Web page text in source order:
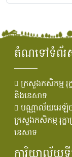
តំណទៅទំព័រ
ក្រសួងកសិកម្ម រុក្
និងនេសាទ
បណ្ណាល័យអេឡិ
ក្រសួងកសិកម្ម រុក្ខ
នេសាទ
ការិយាល័យទីផ្